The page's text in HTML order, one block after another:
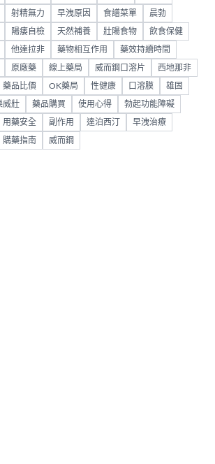
射精無力 早洩原因 食譜菜單 晨勃
陽痿自檢 天然補養 壯陽食物 飲食保健
他達拉非 藥物相互作用 藥效持續時間
原廠藥 線上藥局 威而鋼口溶片 西地那非
藥品比價 OK藥局 性健康 口溶膜 雄固
威壯 藥品購買 使用心得 勃起功能障礙
用藥安全 副作用 達泊西汀 早洩治療
購藥指南 威而鋼